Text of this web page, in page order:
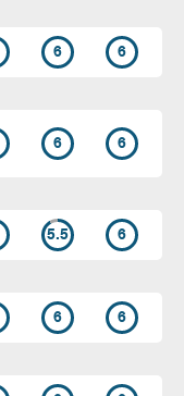
6 6
6 6
5.5 6
6 6